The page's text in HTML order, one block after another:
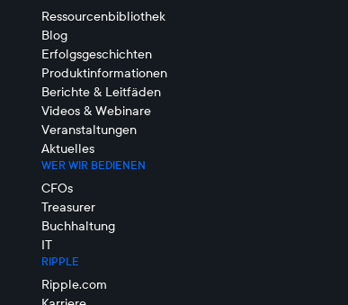
Ressourcenbibliothek
Blog
Erfolgsgeschichten
Produktinformationen
Berichte & Leitfäden
Videos & Webinare
Veranstaltungen
Aktuelles
WER WIR BEDIENEN
CFOs
Treasurer
Buchhaltung
IT
RIPPLE
Ripple.com